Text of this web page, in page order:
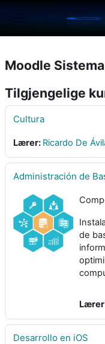
Moodle
Tilgjengelige
Cultura
Lærer: Ricardo De
Administración de
de
Desarrollo en iOS